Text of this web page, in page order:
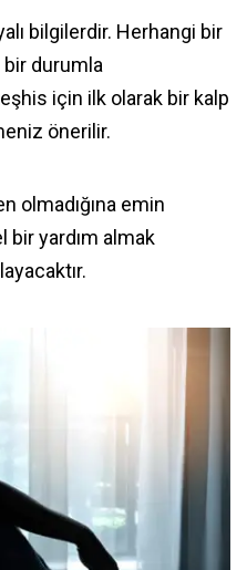
bilgilerdir. Herhangi bir
durumla
için ilk olarak bir kalp
önerilir.
olmadığına emin
yardım almak